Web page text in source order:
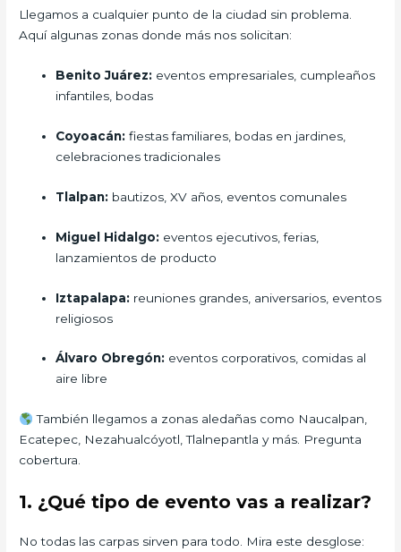
Llegamos a cualquier punto de la ciudad sin problema.
Aquí algunas zonas donde más nos solicitan:
Benito Juárez: eventos empresariales, cumpleaños
infantiles, bodas
Coyoacán: fiestas familiares, bodas en jardines,
celebraciones tradicionales
Tlalpan: bautizos, XV años, eventos comunales
Miguel Hidalgo: eventos ejecutivos, ferias,
lanzamientos de producto
Iztapalapa: reuniones grandes, aniversarios, eventos
religiosos
Álvaro Obregón: eventos corporativos, comidas al
aire libre
También llegamos a zonas aledañas como Naucalpan,
Ecatepec, Nezahualcóyotl, Tlalnepantla y más. Pregunta
cobertura.
1. ¿Qué tipo de evento vas a realizar?
No todas las carpas sirven para todo. Mira este desglose: